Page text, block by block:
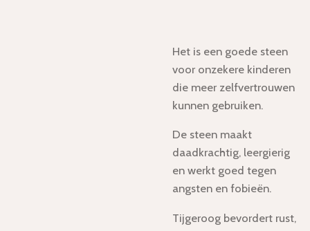
Het is een goede steen
voor onzekere kinderen
die meer zelfvertrouwen
kunnen gebruiken.
De steen maakt
daadkrachtig, leergierig
en werkt goed tegen
angsten en fobieën.
Tijgeroog bevordert rust,